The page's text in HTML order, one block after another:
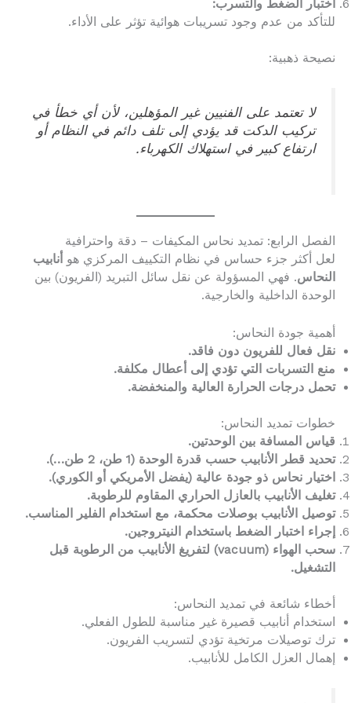
اختبار الضغط والتسرب:
للتأكد من عدم وجود تسريبات هوائية تؤثر على الأداء.
نصيحة ذهبية:
لا تعتمد على الفنيين غير المؤهلين، لأن أي خطأ في
تركيب الدكت قد يؤدي إلى تلف دائم في النظام أو
ارتفاع كبير في استهلاك الكهرباء.
الفصل الرابع: تمديد نحاس المكيفات – دقة واحترافية
لعل أكثر جزء حساس في نظام التكييف المركزي هو أنابيب
النحاس. فهي المسؤولة عن نقل سائل التبريد (الفريون) بين
الوحدة الداخلية والخارجية.
أهمية جودة النحاس:
نقل فعال للفريون دون فاقد.
منع التسربات التي تؤدي إلى أعطال مكلفة.
تحمل درجات الحرارة العالية والمنخفضة.
خطوات تمديد النحاس:
قياس المسافة بين الوحدتين.
تحديد قطر الأنابيب حسب قدرة الوحدة (1 طن، 2 طن…).
اختيار نحاس ذو جودة عالية (يفضل الأمريكي أو الكوري).
تغليف الأنابيب بالعازل الحراري المقاوم للرطوبة.
توصيل الأنابيب بوصلات محكمة، مع استخدام الفلير المناسب.
إجراء اختبار الضغط باستخدام النيتروجين.
سحب الهواء (vacuum) لتفريغ الأنابيب من الرطوبة قبل
التشغيل.
أخطاء شائعة في تمديد النحاس:
استخدام أنابيب قصيرة غير مناسبة للطول الفعلي.
ترك توصيلات مرتخية تؤدي لتسريب الفريون.
إهمال العزل الكامل للأنابيب.